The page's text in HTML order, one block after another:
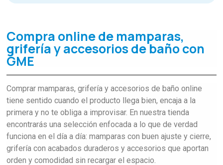
Compra online de mamparas,
grifería y accesorios de baño con
GME
Comprar mamparas, grifería y accesorios de baño online
tiene sentido cuando el producto llega bien, encaja a la
primera y no te obliga a improvisar. En nuestra tienda
encontrarás una selección enfocada a lo que de verdad
funciona en el día a día: mamparas con buen ajuste y cierre,
grifería con acabados duraderos y accesorios que aportan
orden y comodidad sin recargar el espacio.